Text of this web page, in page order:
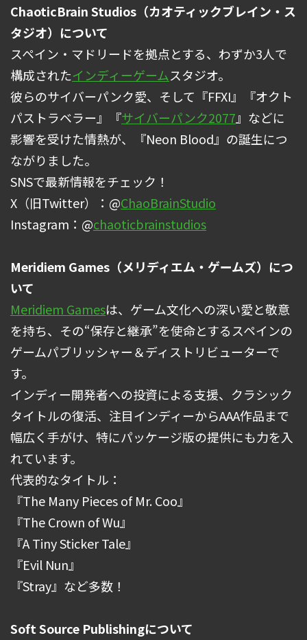
ChaoticBrain Studios（カオティックブレイン・ス
タジオ）について
スペイン・マドリードを拠点とする、わずか3人で
構成されたインディーゲームスタジオ。
彼らのサイバーパンク愛、そして『FFXI』『オクト
パストラベラー』『サイバーパンク2077』などに
影響を受けた情熱が、『Neon Blood』の誕生につ
ながりました。
SNSで最新情報をチェック！
X（旧Twitter）：@ChaoBrainStudio
Instagram：@chaoticbrainstudios
Meridiem Games（メリディエム・ゲームズ）につ
いて
Meridiem Gamesは、ゲーム文化への深い愛と敬意
を持ち、その“保存と継承”を使命とするスペインの
ゲームパブリッシャー＆ディストリビューターで
す。
インディー開発者への投資による支援、クラシック
タイトルの復活、注目インディーからAAA作品まで
幅広く手がけ、特にパッケージ版の提供にも力を入
れています。
代表的なタイトル：
『The Many Pieces of Mr. Coo』
『The Crown of Wu』
『A Tiny Sticker Tale』
『Evil Nun』
『Stray』など多数！
Soft Source Publishingについて